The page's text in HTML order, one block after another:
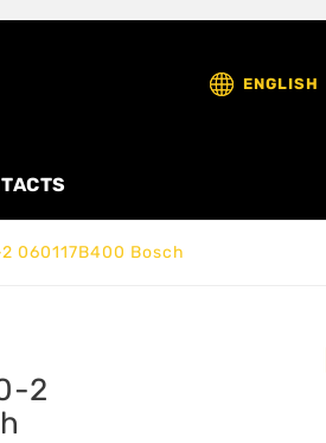
ENGLISH
060117B400 Bosch
2